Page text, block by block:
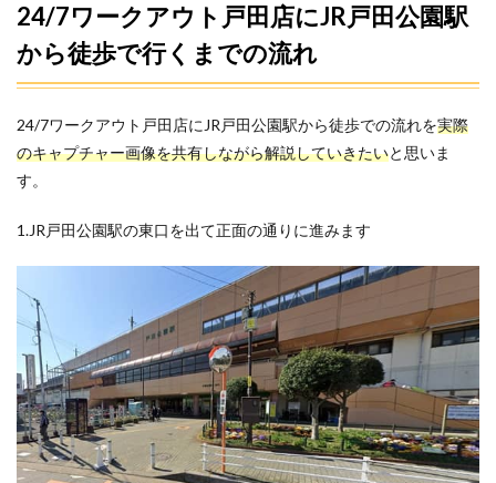
24/7ワークアウト戸田店にJR戸田公園駅
から徒歩で行くまでの流れ
24/7ワークアウト戸田店にJR戸田公園駅から徒歩での流れを実際
のキャプチャー画像を共有しながら解説していきたいと思いま
す。
1.JR戸田公園駅の東口を出て正面の通りに進みます